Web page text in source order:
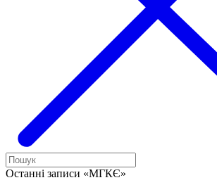
Останні записи «МГКЄ»